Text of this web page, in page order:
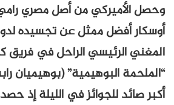
وحصل الأميركي من أصل مصري
أوسكار أفضل ممثل عن تجسيده
المغني الرئيسي الراحل في
“الملحمة البوهيمية” (بوهيميان
أكبر صائد للجوائز في الليلة إذ